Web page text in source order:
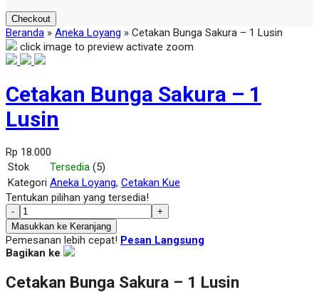
Checkout
Beranda » Aneka Loyang » Cetakan Bunga Sakura – 1 Lusin
click image to preview activate zoom
Cetakan Bunga Sakura – 1
Lusin
Rp 18.000
Stok
Tersedia (5)
Kategori Aneka Loyang, Cetakan Kue
Tentukan pilihan yang tersedia!
-
+
Masukkan ke Keranjang
Pemesanan lebih cepat! Pesan Langsung
Bagikan ke
Cetakan Bunga Sakura – 1 Lusin